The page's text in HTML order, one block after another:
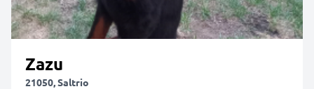
Zazu
21050, Saltrio